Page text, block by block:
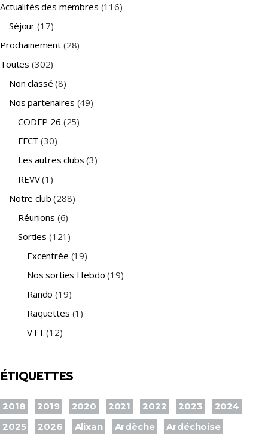
Actualités des membres (116)
Séjour (17)
Prochainement (28)
Toutes (302)
Non classé (8)
Nos partenaires (49)
CODEP 26 (25)
FFCT (30)
Les autres clubs (3)
REVV(1)
Notre club (288)
Réunions (6)
Sorties (121)
Excentrée (19)
Nos sorties Hebdo (19)
Rando (19)
Raquettes (1)
VTT (12)
ÉTIQUETTES
2018 2019 2020 2021 2022 2023
2024
2025
2026 Alixan Ardèche
Ardéchoise